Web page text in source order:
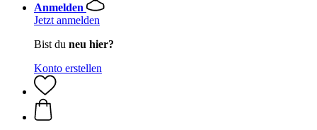
Anmelden
Jetzt anmelden
Bist du neu hier?
Konto erstellen